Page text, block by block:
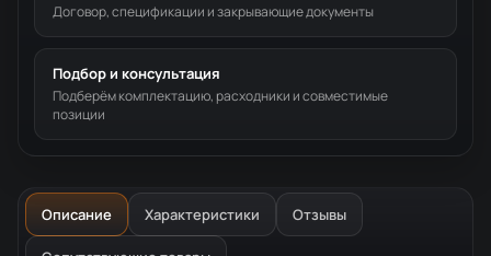
Договор, спецификации и закрывающие документы
Подбор и консультация
Подберём комплектацию, расходники и совместимые
позиции
Описание Характеристики Отзывы